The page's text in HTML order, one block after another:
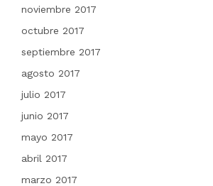
noviembre 2017
octubre 2017
septiembre 2017
agosto 2017
julio 2017
junio 2017
mayo 2017
abril 2017
marzo 2017